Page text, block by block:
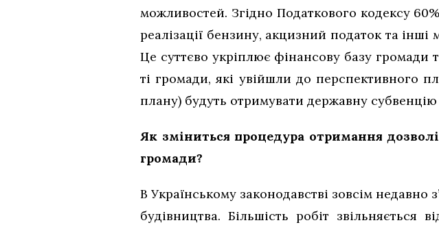
можливостей. Згідно Податкового кодексу
реалізації бензину, акцизний податок та
Це суттєво укріплює фінансову базу громади
ті громади, які увійшли до перспективного
плану) будуть отримувати державну
Як зміниться процедура отримання
громади?
В Українському законодавстві зовсім
будівництва. Більшість робіт